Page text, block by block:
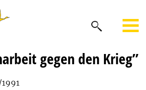
gegen den Krieg”